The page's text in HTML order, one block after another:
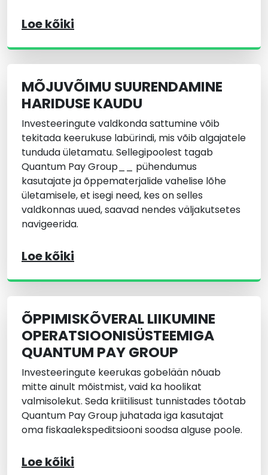
Loe kõiki
MÕJUVÕIMU SUURENDAMINE
HARIDUSE KAUDU
Investeeringute valdkonda sattumine võib
tekitada keerukuse labürindi, mis võib algajatele
tunduda ületamatu. Sellegipoolest tagab
Quantum Pay Group__ pühendumus
kasutajate ja õppematerjalide vahelise lõhe
ületamisele, et isegi need, kes on selles
valdkonnas uued, saavad nendes väljakutsetes
navigeerida.
Loe kõiki
ÕPPIMISKÕVERAL LIIKUMINE
OPERATSIOONISÜSTEEMIGA
QUANTUM PAY GROUP
Investeeringute keerukas gobelään nõuab
mitte ainult mõistmist, vaid ka hoolikat
valmisolekut. Seda kriitilisust tunnistades tõotab
Quantum Pay Group juhatada iga kasutajat
oma fiskaalekspeditsiooni soodsa alguse poole.
Loe kõiki